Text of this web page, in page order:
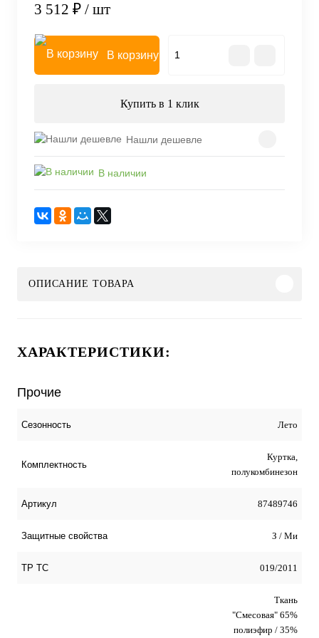
3 512 ₽ / шт
В корзину
Купить в 1 клик
Нашли дешевле
В наличии
ОПИСАНИЕ ТОВАРА
ХАРАКТЕРИСТИКИ:
Прочие
Сезонность Лето
Комплектность
Куртка,
полукомбинезон
Артикул 87489746
Защитные свойства З / Ми
ТР ТС 019/2011
Ткань
"Смесовая" 65%
полиэфир / 35%